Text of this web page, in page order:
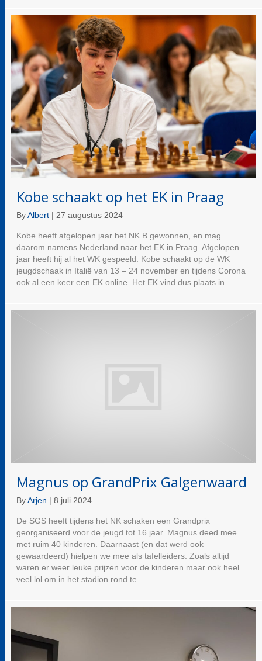
Kobe schaakt op het EK in Praag
ByAlbert | 27 augustus 2024
Kobe heeft afgelopen jaar het NK B gewonnen, en mag
daarom namens Nederland naar het EK in Praag. Afgelopen
jaar heeft hij al het WK gespeeld: Kobe schaakt op de WK
jeugdschaak in Italië van 13 – 24 november en tijdens Corona
ook al een keer een EK online. Het EK vind dus plaats in…
Magnus op GrandPrix Galgenwaard
ByArjen | 8 juli 2024
De SGS heeft tijdens het NK schaken een Grandprix
georganiseerd voor de jeugd tot 16 jaar. Magnus deed mee
met ruim 40 kinderen. Daarnaast (en dat werd ook
gewaardeerd) hielpen we mee als tafelleiders. Zoals altijd
waren er weer leuke prijzen voor de kinderen maar ook heel
veel lol om in het stadion rond te…